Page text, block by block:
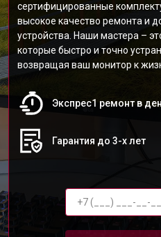
сертифицированные
высокое качество ремонта и
устройства. Наши мастера –
которые быстро и точно
возвращая ваш монитор к
Экспрес1 ремонт в
Гарантия до 3-х лет